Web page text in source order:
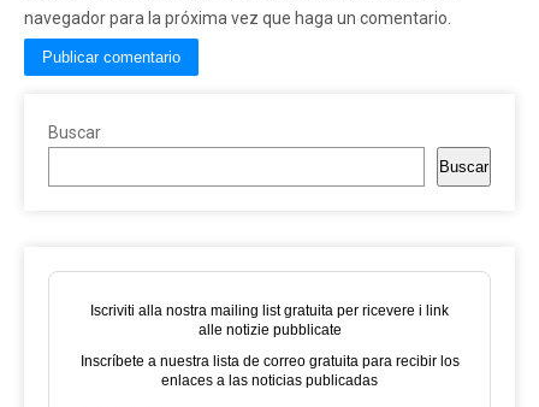
navegador para la próxima vez que haga un comentario.
Buscar
Buscar
Iscriviti alla nostra mailing list gratuita per ricevere i link
alle notizie pubblicate
Inscríbete a nuestra lista de correo gratuita para recibir los
enlaces a las noticias publicadas